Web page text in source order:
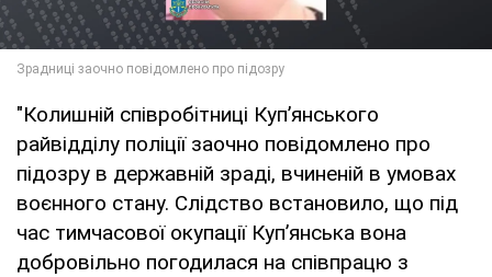
"Колишній співробітниці Куп’янського
райвідділу поліції заочно повідомлено про
підозру в державній зраді, вчиненій в умовах
воєнного стану. Слідство встановило, що під
час тимчасової окупації Куп’янська вона
добровільно погодилася на співпрацю з